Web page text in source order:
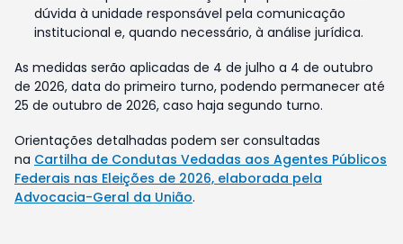
dúvida à unidade responsável pela comunicação
institucional e, quando necessário, à análise jurídica.
As medidas serão aplicadas de 4 de julho a 4 de outubro
de 2026, data do primeiro turno, podendo permanecer até
25 de outubro de 2026, caso haja segundo turno.
Orientações detalhadas podem ser consultadas
na Cartilha de Condutas Vedadas aos Agentes Públicos
Federais nas Eleições de 2026, elaborada pela
Advocacia-Geral da União.